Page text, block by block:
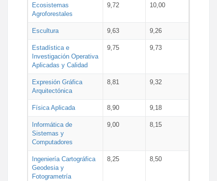
Ecosistemas
Agroforestales
9,72 10,00
Escultura 9,63 9,26
Estadística e
Investigación Operativa
Aplicadas y Calidad
9,75 9,73
Expresión Gráfica
Arquitectónica
8,81 9,32
Física Aplicada 8,90 9,18
Informática de
Sistemas y
Computadores
9,00 8,15
Ingeniería Cartográfica
Geodesia y
Fotogrametría
8,25 8,50